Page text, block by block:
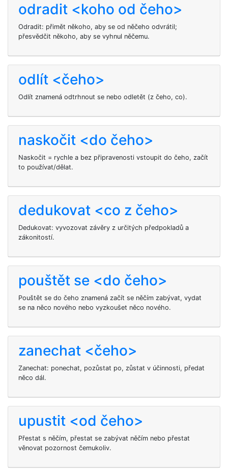
odradit <koho od čeho>
Odradit: přimět někoho, aby se od něčeho odvrátil;
přesvědčit někoho, aby se vyhnul něčemu.
odlít <čeho>
Odlít znamená odtrhnout se nebo odletět (z čeho, co).
naskočit <do čeho>
Naskočit = rychle a bez připravenosti vstoupit do čeho, začít
to používat/dělat.
dedukovat <co z čeho>
Dedukovat: vyvozovat závěry z určitých předpokladů a
zákonitostí.
pouštět se <do čeho>
Pouštět se do čeho znamená začít se něčím zabývat, vydat
se na něco nového nebo vyzkoušet něco nového.
zanechat <čeho>
Zanechat: ponechat, pozůstat po, zůstat v účinnosti, předat
něco dál.
upustit <od čeho>
Přestat s něčím, přestat se zabývat něčím nebo přestat
věnovat pozornost čemukoliv.